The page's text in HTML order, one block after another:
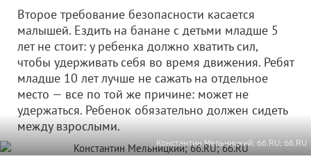
Второе требование безопасности касается
малышей. Ездить на банане с детьми младше 5
лет не стоит: у ребенка должно хватить сил,
чтобы удерживать себя во время движения. Ребят
младше 10 лет лучше не сажать на отдельное
место — все по той же причине: может не
удержаться. Ребенок обязательно должен сидеть
между взрослыми.
Константин Мельницкий; 66.RU; 66.RU